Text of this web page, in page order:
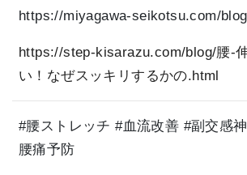
https://miyagawa-seikotsu.com/
https://step-kisarazu.com/blog/腰-
い！なぜスッキリするかの.html
#腰ストレッチ #血流改善 #副交感
腰痛予防